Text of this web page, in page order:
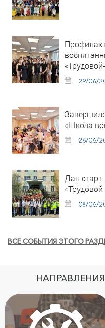
29/06/
«Школа
26/06/
Дан старт
08/06/
ВСЕ СОБЫТИЯ ЭТОГО